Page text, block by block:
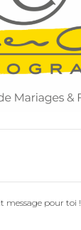
message pour toi !